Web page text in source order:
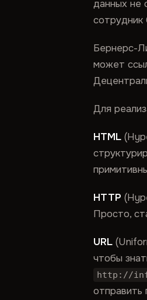
данных не
сотрудник
Бернерс-
может
Для
HTML
HTTP
Просто,
URL
чтобы
http://
отправить